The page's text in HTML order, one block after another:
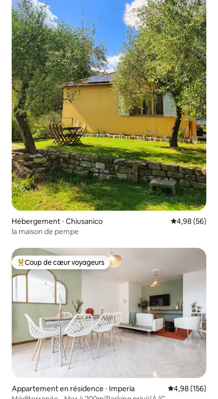
Hébergement ⋅ Chiusanico Évaluation
4,98 (56)
la maison de pempe
Coups de cœur voyageurs les plus appréciés
Coup de cœur voyageurs
Appartement en résidence ⋅ Imperia Évaluation
4,98 (156)